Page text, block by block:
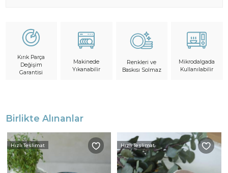
Kırık Parça
Değişim
Garantisi
Makinede
Yıkanabilir
Renkleri ve
Baskısı Solmaz
Mikrodalgada
Kullanılabilir
Birlikte Alınanlar
Hızlı Teslimat Hızlı Teslimat